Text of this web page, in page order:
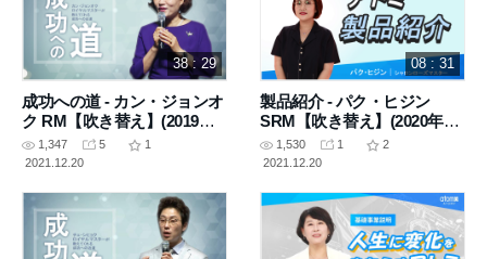
38 : 29
成功への道 - カン・ジョンオ
ク RM【吹き替え】(2019年6
月20日 講義)
1,347 5
1
2021.12.20
08 : 31
製品紹介 - パク・ヒジン
SRM【吹き替え】(2020年5
月21日 講義)
1,530 1
2
2021.12.20